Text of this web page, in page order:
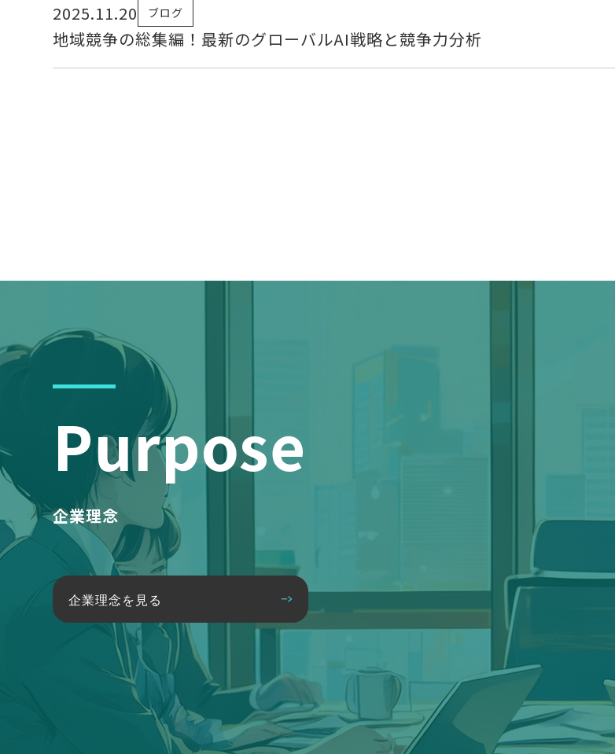
2025.11.20 ブログ
地域競争の総集編！最新のグローバルAI戦略と競争力分析
Purpose
企業理念
企業理念を見る